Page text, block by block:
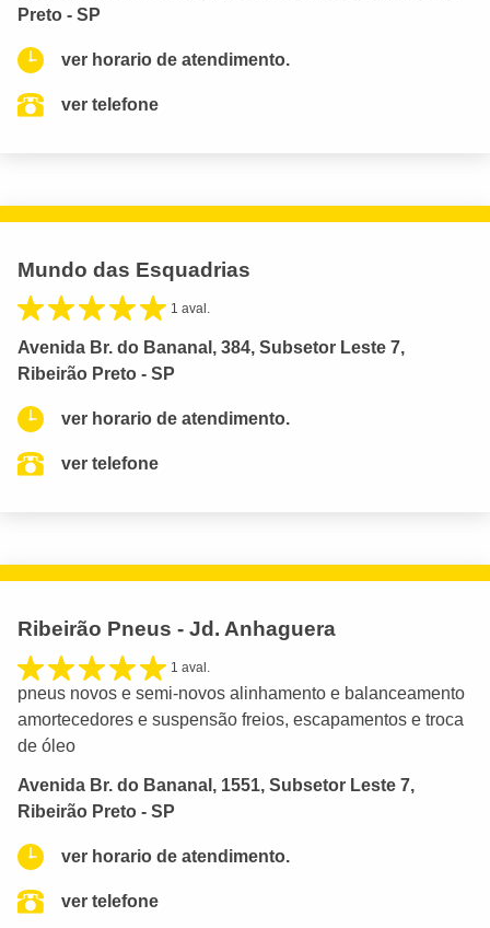
Preto - SP
ver horario de atendimento.
ver telefone
Mundo das Esquadrias
1 aval.
Avenida Br. do Bananal, 384, Subsetor Leste 7,
Ribeirão Preto - SP
ver horario de atendimento.
ver telefone
Ribeirão Pneus - Jd. Anhaguera
1 aval.
pneus novos e semi-novos alinhamento e balanceamento
amortecedores e suspensão freios, escapamentos e troca
de óleo
Avenida Br. do Bananal, 1551, Subsetor Leste 7,
Ribeirão Preto - SP
ver horario de atendimento.
ver telefone